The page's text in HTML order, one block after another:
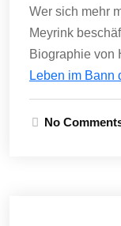
Wer sich mehr
Meyrink
Biographie von
Leben im Bann
No